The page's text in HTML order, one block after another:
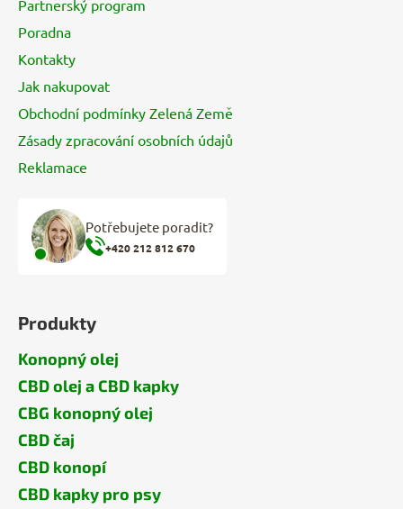
Partnerský program
Poradna
Kontakty
Jak nakupovat
Obchodní podmínky Zelená Země
Zásady zpracování osobních údajů
Reklamace
Potřebujete poradit?
+420 212 812 670
Produkty
Konopný olej
CBD olej a CBD kapky
CBG konopný olej
CBD čaj
CBD konopí
CBD kapky pro psy